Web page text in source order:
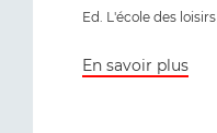
Ed. L'école des loisirs
En savoir plus